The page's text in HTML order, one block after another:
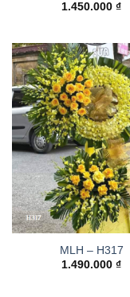
1.450.000 ₫
MLH – H317
1.490.000 ₫